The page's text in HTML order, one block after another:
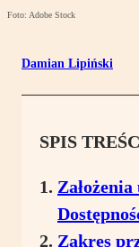
Foto: Adobe Stock
Damian Lipiński
SPIS
Zakres